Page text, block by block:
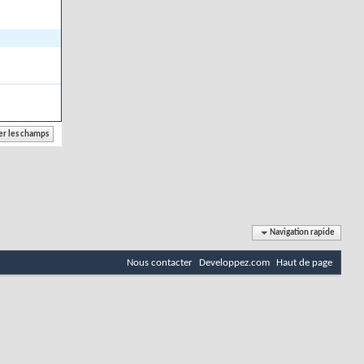
Navigation rapide
Nous contacter Developpez.com Haut de page